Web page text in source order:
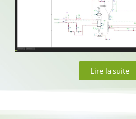
Lire la suite